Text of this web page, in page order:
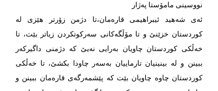
نووسینی مامۆستا پەژار
ئەی شەهید ئیبراهیمی قارەمان،تا دژمن زۆرتر هێزی لە
کوردستان خزێنێ و تا مۆڵگەکانی سەرکوتکردن زیاتر بێت، تا
خەڵکی کوردستان چاویان بەرایی نەیێ کە دژمنی داگیرکەر
ببینن و لە بینینیان تارماییان بەسەر چاودا بکشێ، تا خەڵکی
کوردستان چاوە چاویان بێت کە پێشمەرگەی قارەمان ببینن و